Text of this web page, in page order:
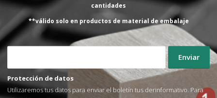
cantidades
**válido solo en productos de material de embalaje
Protección de datos
Utilizaremos tus datos para enviar el boletín tus derinformativo. Para